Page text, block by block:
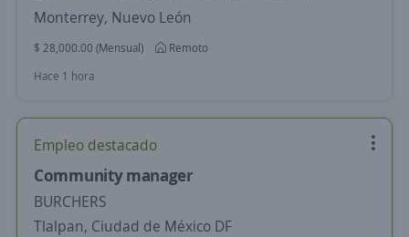
Monterrey, Nuevo León
$ 28,000.00 (Mensual)
Remoto
Hace 1 hora
Empleo destacado
Community manager
BURCHERS
Tlalpan, Ciudad de México DF